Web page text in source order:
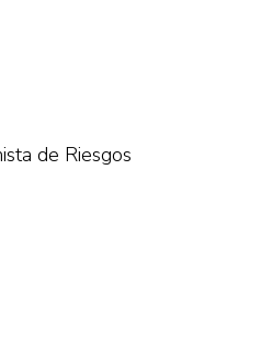
de Riesgos